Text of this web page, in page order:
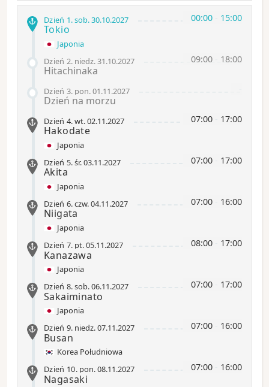
00:00 15:00
Dzień 1.sob.30.10.2027
Tokio
Japonia
09:00 18:00
Dzień 2. niedz.31.10.2027
Hitachinaka
Dzień 3. pon.01.11.2027
Dzień na morzu
07:00 17:00
Dzień 4.wt.02.11.2027
Hakodate
Japonia
07:00 17:00
Dzień 5.śr.03.11.2027
Akita
Japonia
07:00 16:00
Dzień 6.czw.04.11.2027
Niigata
Japonia
08:00 17:00
Dzień 7. pt.05.11.2027
Kanazawa
Japonia
07:00 17:00
Dzień 8.sob.06.11.2027
Sakaiminato
Japonia
07:00 16:00
Dzień 9. niedz.07.11.2027
Busan
Korea Południowa
07:00 16:00
Dzień 10. pon.08.11.2027
Nagasaki